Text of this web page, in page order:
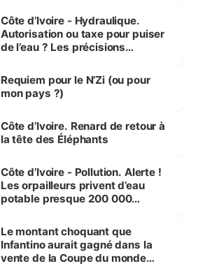
Côte d’Ivoire - Hydraulique.
Autorisation ou taxe pour puiser
de l’eau ? Les précisions
Requiem pour le N’Zi (ou pour
mon pays ?)
Côte d’Ivoire. Renard de retour à
la tête des Éléphants
Côte d’Ivoire - Pollution. Alerte !
Les orpailleurs privent d’eau
potable presque 200 000
Le montant choquant que
Infantino aurait gagné dans la
vente de la Coupe du monde